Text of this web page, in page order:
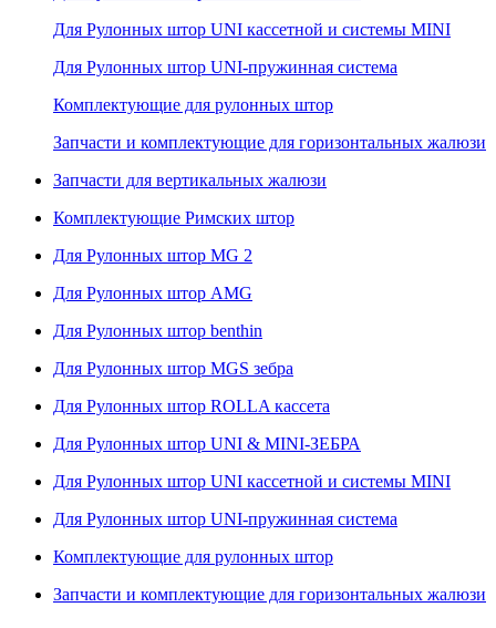
Для Рулонных штор UNI кассетной и системы MINI
Для Рулонных штор UNI-пружинная система
Комплектующие для рулонных штор
Запчасти и комплектующие для горизонтальных жалюзи
Запчасти для вертикальных жалюзи
Комплектующие Римских штор
Для Рулонных штор MG 2
Для Рулонных штор AMG
Для Рулонных штор benthin
Для Рулонных штор MGS зебра
Для Рулонных штор ROLLA кассета
Для Рулонных штор UNI & MINI-ЗЕБРА
Для Рулонных штор UNI кассетной и системы MINI
Для Рулонных штор UNI-пружинная система
Комплектующие для рулонных штор
Запчасти и комплектующие для горизонтальных жалюзи